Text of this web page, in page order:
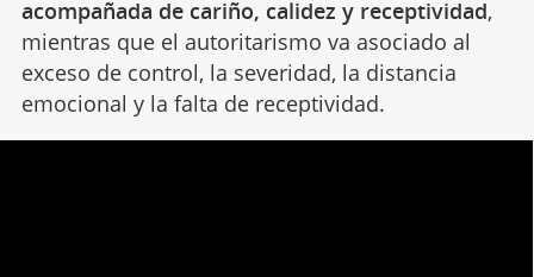
acompañada de cariño, calidez y receptividad,
mientras que el autoritarismo va asociado al
exceso de control, la severidad, la distancia
emocional y la falta de receptividad.